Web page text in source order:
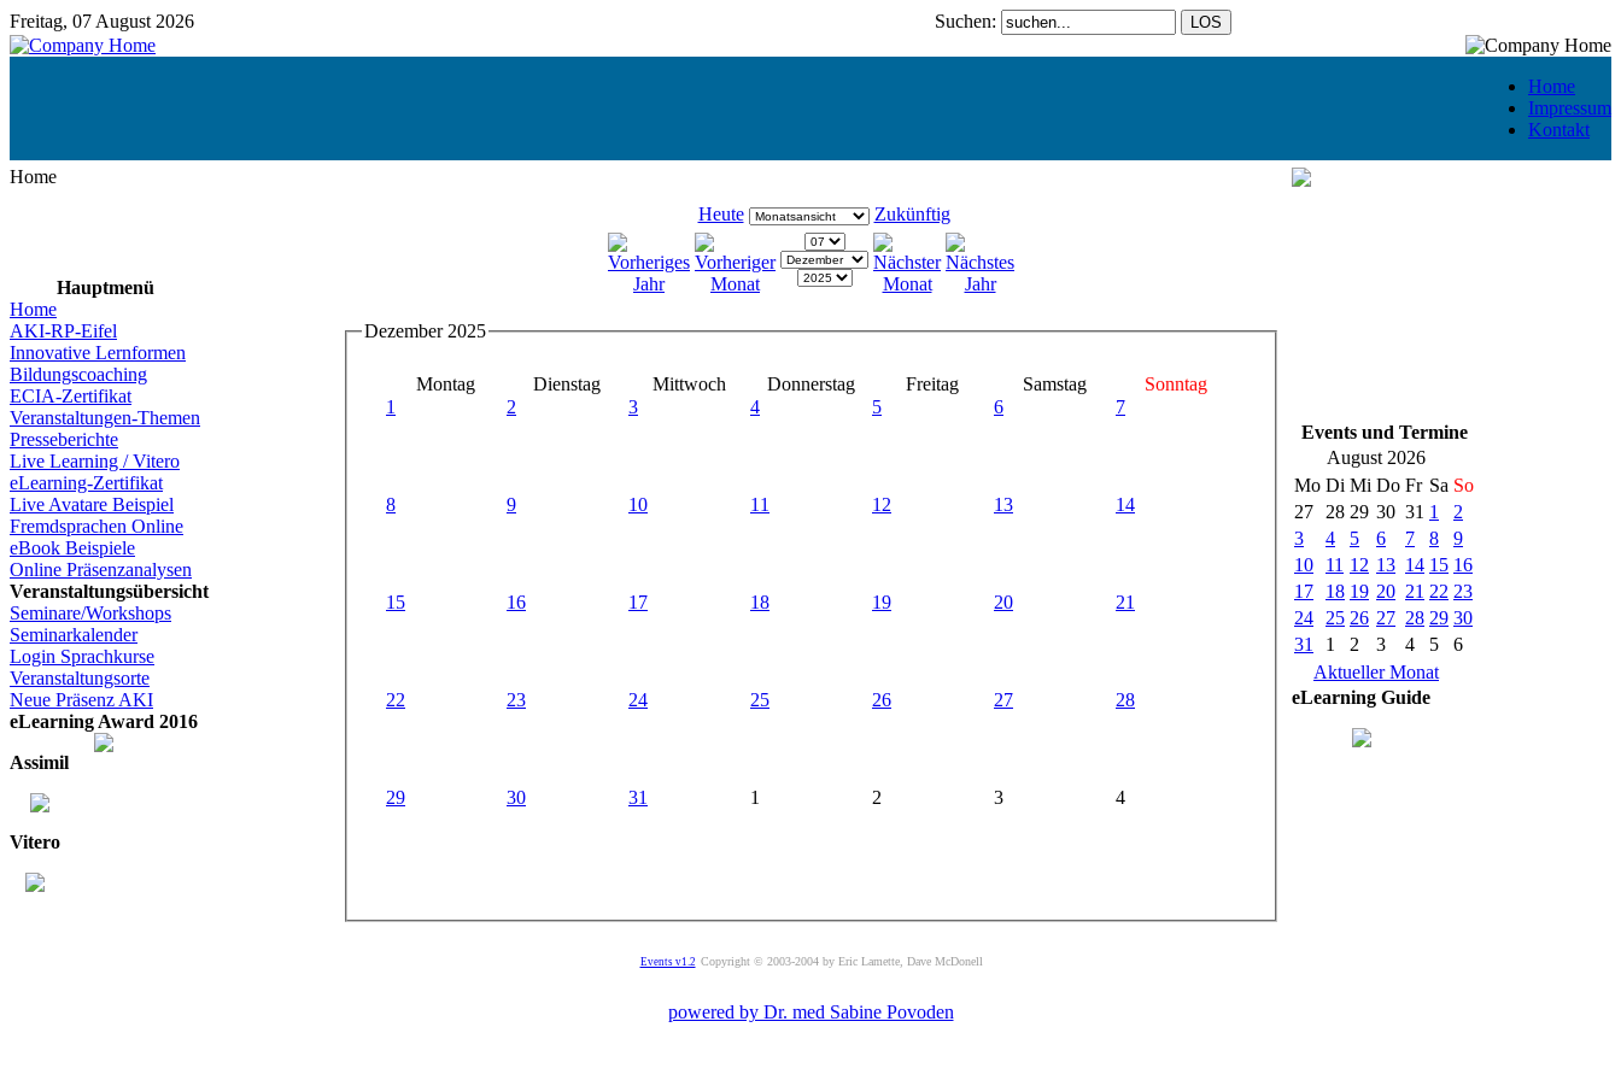
Freitag, 07 August 2026 Suchen:
Home
Impressum
Kontakt
Home
Hauptmenü
Home
AKI-RP-Eifel
Innovative Lernformen
Bildungscoaching
ECIA-Zertifikat
Veranstaltungen-Themen
Presseberichte
Live Learning / Vitero
eLearning-Zertifikat
Live Avatare Beispiel
Fremdsprachen Online
eBook Beispiele
Online Präsenzanalysen
Veranstaltungsübersicht
Seminare/Workshops
Seminarkalender
Login Sprachkurse
Veranstaltungsorte
Neue Präsenz AKI
eLearning Award 2016
Assimil
Vitero
Heute Zukünftig
Dezember 2025
Montag Dienstag Mittwoch Donnerstag Freitag Samstag
Sonntag
1
2 3 4 5 6 7
8 9 10 11 12 13 14
15 16 17 18 19 20 21
22 23 24 25 26 27 28
29 30 31 1 2 3 4
Events v1.2 Copyright © 2003-2004 by Eric Lamette, Dave McDonell
Events und Termine
August 2026
Mo Di Mi Do Fr Sa So
27
28 29 30 31 1
2
3
4 5 6 7 8
9
10
11 12 13 14 15 16
17
18 19 20 21 22 23
24
25 26 27 28 29 30
31
1 2 3 4 5
6
Aktueller Monat
eLearning Guide
powered by Dr. med Sabine Povoden